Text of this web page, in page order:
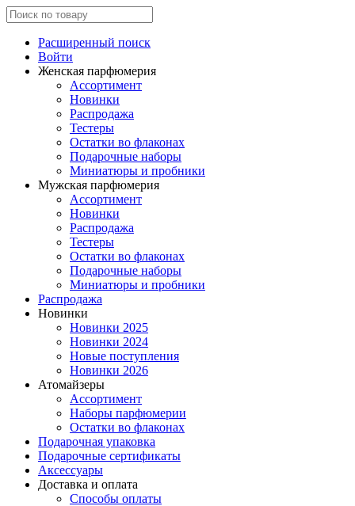
Расширенный поиск
Войти
Женская парфюмерия
Ассортимент
Новинки
Распродажа
Тестеры
Остатки во флаконах
Подарочные наборы
Миниатюры и пробники
Мужская парфюмерия
Ассортимент
Новинки
Распродажа
Тестеры
Остатки во флаконах
Подарочные наборы
Миниатюры и пробники
Распродажа
Новинки
Новинки 2025
Новинки 2024
Новые поступления
Новинки 2026
Атомайзеры
Ассортимент
Наборы парфюмерии
Остатки во флаконах
Подарочная упаковка
Подарочные сертификаты
Аксессуары
Доставка и оплата
Способы оплаты